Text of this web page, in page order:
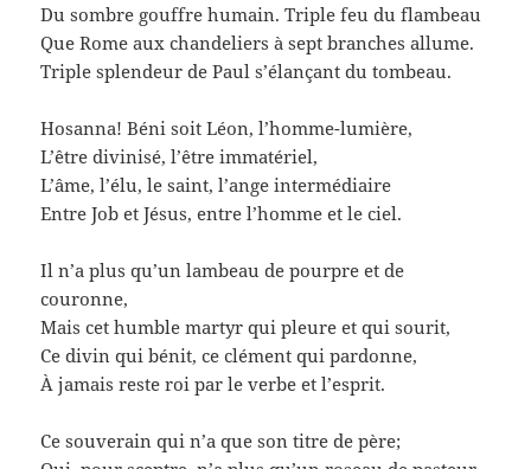
Du sombre gouffre humain. Triple feu du flambeau
Que Rome aux chandeliers à sept branches allume.
Triple splendeur de Paul s’élançant du tombeau.
Hosanna! Béni soit Léon, l’homme-lumière,
L’être divinisé, l’être immatériel,
L’âme, l’élu, le saint, l’ange intermédiaire
Entre Job et Jésus, entre l’homme et le ciel.
Il n’a plus qu’un lambeau de pourpre et de
couronne,
Mais cet humble martyr qui pleure et qui sourit,
Ce divin qui bénit, ce clément qui pardonne,
À jamais reste roi par le verbe et l’esprit.
Ce souverain qui n’a que son titre de père;